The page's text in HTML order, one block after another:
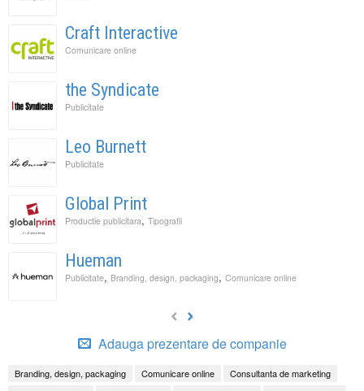
Craft Interactive
Comunicare online
the Syndicate
Publicitate
Leo Burnett
Publicitate
Global Print
Productie publicitara, Tipografii
Hueman
Publicitate, Branding, design, packaging, Comunicare online
Adauga prezentare de companie
Branding, design, packaging Comunicare online
Consultanta de marketing